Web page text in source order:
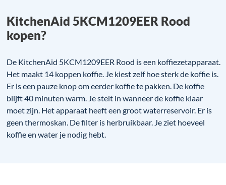
KitchenAid 5KCM1209EER Rood
kopen?
De KitchenAid 5KCM1209EER Rood is een koffiezetapparaat.
Het maakt 14 koppen koffie. Je kiest zelf hoe sterk de koffie is.
Er is een pauze knop om eerder koffie te pakken. De koffie
blijft 40 minuten warm. Je stelt in wanneer de koffie klaar
moet zijn. Het apparaat heeft een groot waterreservoir. Er is
geen thermoskan. De filter is herbruikbaar. Je ziet hoeveel
koffie en water je nodig hebt.